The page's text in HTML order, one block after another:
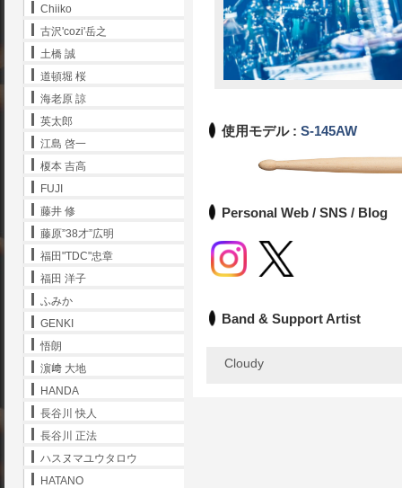
使用モデル : S-145AW
Personal Web / SNS / Blog
Band & Support Artist
Cloudy
Chiiko
古沢'cozi'岳之
土橋 誠
道頓堀 桜
海老原 諒
英太郎
江島 啓一
榎本 吉高
FUJI
藤井 修
藤原”38才”広明
福田"TDC"忠章
福田 洋子
ふみか
GENKI
悟朗
濵﨑 大地
HANDA
長谷川 快人
長谷川 正法
ハスヌマユウタロウ
HATANO